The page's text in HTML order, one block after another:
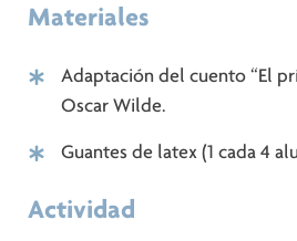
Materiales
Adaptación del cuento “El
Oscar Wilde.
Guantes de latex (1 cada 4
Actividad